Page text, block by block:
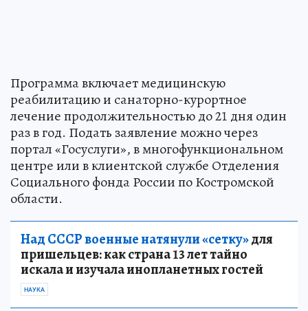
Программа включает медицинскую
реабилитацию и санаторно-курортное
лечение продолжительностью до 21 дня один
раз в год. Подать заявление можно через
портал «Госуслуги», в многофункциональном
центре или в клиентской службе Отделения
Социального фонда России по Костромской
области.
Над СССР военные натянули «сетку»для
пришельцев: как страна 13 лет тайно
искала и изучала инопланетных гостей
НАУКА